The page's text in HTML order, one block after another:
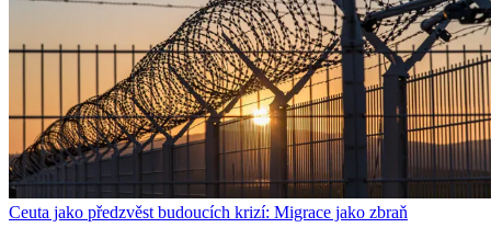
Ceuta jako předzvěst budoucích krizí: Migrace jako zbraň